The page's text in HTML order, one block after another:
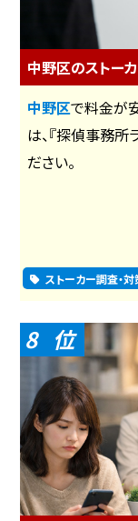
中野区のストー
中野区で料金が
は、『探偵事務所
ださい。
ストーカー調査・対
8